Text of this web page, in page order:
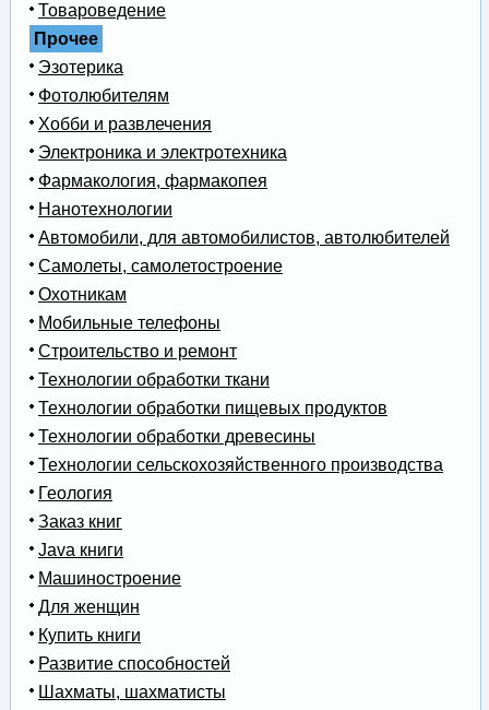
Товароведение
Прочее
Эзотерика
Фотолюбителям
Хобби и развлечения
Электроника и электротехника
Фармакология, фармакопея
Нанотехнологии
Автомобили, для автомобилистов, автолюбителей
Самолеты, самолетостроение
Охотникам
Мобильные телефоны
Строительство и ремонт
Технологии обработки ткани
Технологии обработки пищевых продуктов
Технологии обработки древесины
Технологии сельскохозяйственного производства
Геология
Заказ книг
Java книги
Машиностроение
Для женщин
Купить книги
Развитие способностей
Шахматы, шахматисты